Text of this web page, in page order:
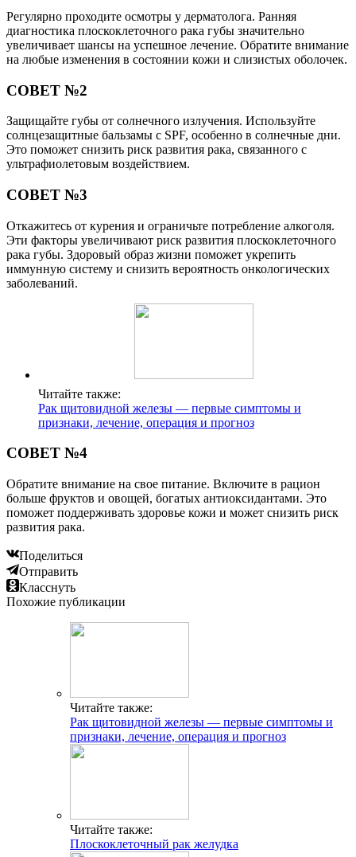
Регулярно проходите осмотры у дерматолога. Ранняя
диагностика плоскоклеточного рака губы значительно
увеличивает шансы на успешное лечение. Обратите внимание
на любые изменения в состоянии кожи и слизистых оболочек.
СОВЕТ №2
Защищайте губы от солнечного излучения. Используйте
солнцезащитные бальзамы с SPF, особенно в солнечные дни.
Это поможет снизить риск развития рака, связанного с
ультрафиолетовым воздействием.
СОВЕТ №3
Откажитесь от курения и ограничьте потребление алкоголя.
Эти факторы увеличивают риск развития плоскоклеточного
рака губы. Здоровый образ жизни поможет укрепить
иммунную систему и снизить вероятность онкологических
заболеваний.
Читайте также:
Рак щитовидной железы — первые симптомы и
признаки, лечение, операция и прогноз
СОВЕТ №4
Обратите внимание на свое питание. Включите в рацион
больше фруктов и овощей, богатых антиоксидантами. Это
поможет поддерживать здоровье кожи и может снизить риск
развития рака.
Поделиться
Отправить
Класснуть
Похожие публикации
Читайте также:
Рак щитовидной железы — первые симптомы и
признаки, лечение, операция и прогноз
Читайте также:
Плоскоклеточный рак желудка